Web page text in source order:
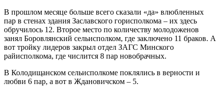
В прошлом месяце больше всего сказали «да» влюбленных
пар в стенах здания Заславского горисполкома – их здесь
обручилось 12. Второе место по количеству молодоженов
занял Боровлянский сельисполком, где заключено 11 браков. А
вот тройку лидеров закрыл отдел ЗАГС Минского
райисполкома, где числится 8 пар новобрачных.
В Колодищанском сельисполкоме поклялись в верности и
любви 6 пар, а вот в Ждановичском – 5.